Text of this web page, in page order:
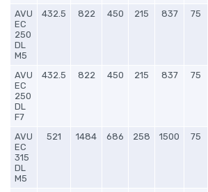
AVU
EC
250
DL
M5
432.5 822 450 215 837 75
AVU
EC
250
DL
F7
432.5 822 450 215 837 75
AVU
EC
315
DL
M5
521 1484 686 258 1500 75